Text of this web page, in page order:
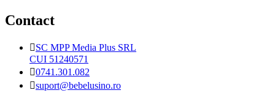
Contact
SC MPP Media Plus SRL
CUI 51240571
0741.301.082
suport@bebelusino.ro